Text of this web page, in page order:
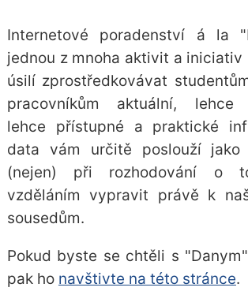
Internetové poradenství á la
jednou z mnoha aktivit a iniciativ
úsilí zprostředkovávat
pracovníkům aktuální, lehce
lehce přístupné a praktické
data vám určitě poslouží jako
(nejen) při rozhodování o
vzděláním vypravit právě k
sousedům.
Pokud byste se chtěli s
pak ho navštivte na této stránce.